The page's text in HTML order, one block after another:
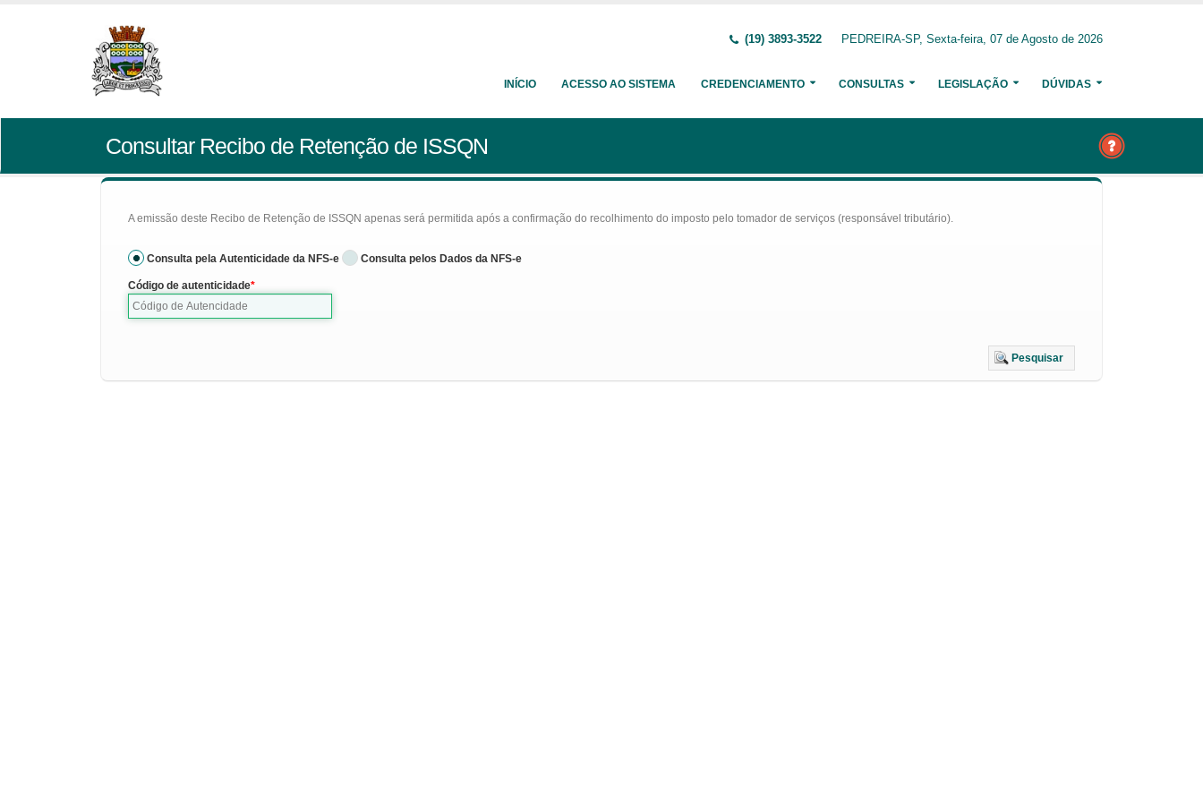
(19) 3893-3522 PEDREIRA-SP, Sexta-feira, 07 de Agosto de 2026
INÍCIO ACESSO AO SISTEMA CREDENCIAMENTO CONSULTAS LEGISLAÇÃO DÚVIDAS
Consultar Recibo de Retenção de ISSQN
A emissão deste Recibo de Retenção de ISSQN apenas será permitida após a confirmação do recolhimento do imposto pelo tomador de serviços (responsável tributário).
Consulta pela Autenticidade da NFS-e Consulta pelos Dados da NFS-e
Código de autenticidade
Pesquisar